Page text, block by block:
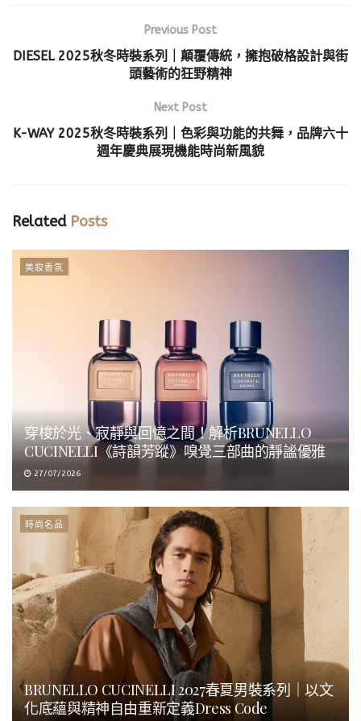
Previous Post
DIESEL 2025秋冬時裝系列｜顛覆傳統，擁抱破格設計與街
頭藝術的狂野精神
Next Post
K-WAY 2025秋冬時裝系列｜色彩與功能的共舞，品牌六十
週年慶典展現機能時尚新風貌
RelatedPosts
美妝香氛
穿梭於光、寂靜與回憶之間！解析BRUNELLO
CUCINELLI《詩韻芳蹤》嗅覺三部曲的靜謐優雅
27/07/2026
時尚名品
BRUNELLO CUCINELLI 2027春夏男裝系列｜以文
化底蘊與精神自由重新定義Dress Code